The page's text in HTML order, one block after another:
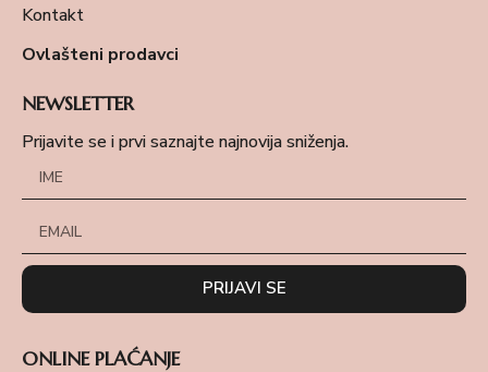
Kontakt
Ovlašteni prodavci
NEWSLETTER
Prijavite se i prvi saznajte najnovija sniženja.
PRIJAVI SE
ONLINE PLAĆANJE